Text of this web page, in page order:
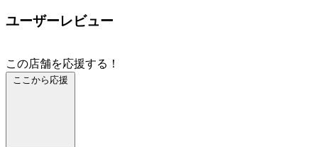
ユーザーレビュー
この店舗を応援する！
ここから応援